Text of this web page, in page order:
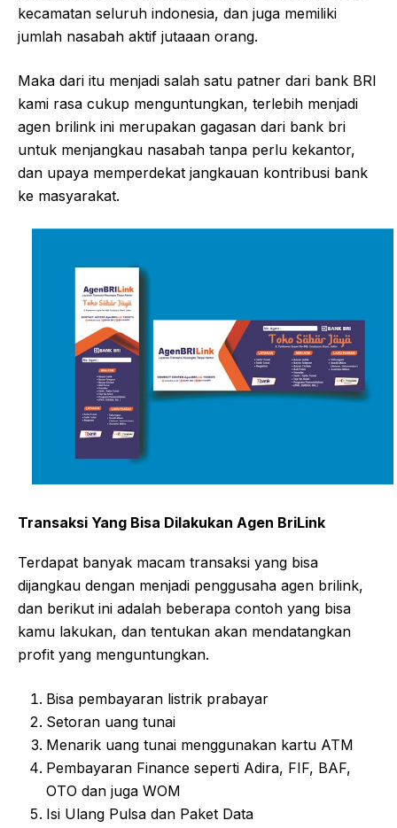
kecamatan seluruh indonesia, dan juga memiliki
jumlah nasabah aktif jutaaan orang.
Maka dari itu menjadi salah satu patner dari bank BRI
kami rasa cukup menguntungkan, terlebih menjadi
agen brilink ini merupakan gagasan dari bank bri
untuk menjangkau nasabah tanpa perlu kekantor,
dan upaya memperdekat jangkauan kontribusi bank
ke masyarakat.
Transaksi Yang Bisa Dilakukan Agen BriLink
Terdapat banyak macam transaksi yang bisa
dijangkau dengan menjadi penggusaha agen brilink,
dan berikut ini adalah beberapa contoh yang bisa
kamu lakukan, dan tentukan akan mendatangkan
profit yang menguntungkan.
Bisa pembayaran listrik prabayar
Setoran uang tunai
Menarik uang tunai menggunakan kartu ATM
Pembayaran Finance seperti Adira, FIF, BAF,
OTO dan juga WOM
Isi Ulang Pulsa dan Paket Data